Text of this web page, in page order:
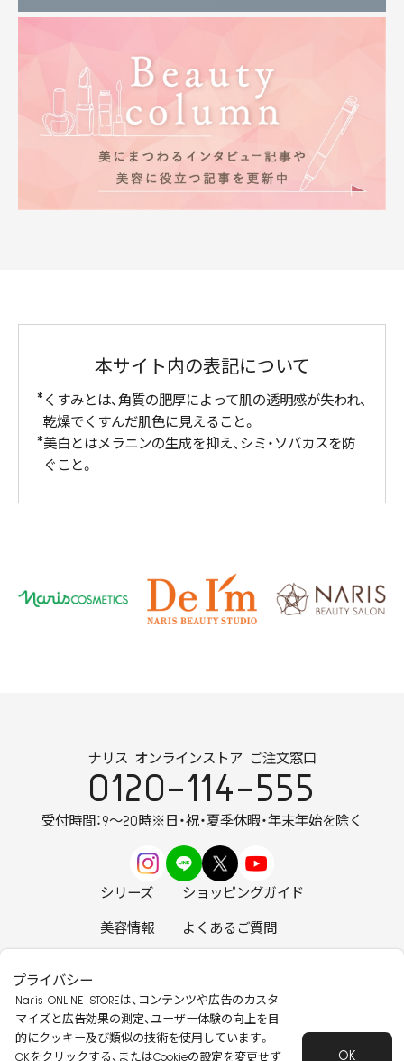
本サイト内の表記について
くすみとは、角質の肥厚によって肌の透明感が失われ、
乾燥でくすんだ肌色に見えること。
美白とはメラニンの生成を抑え、シミ・ソバカスを防
ぐこと。
ナリス オンラインストア ご注文窓口
0120-114-555
受付時間：9～20時※日・祝・夏季休暇・年末年始を除く
シリーズ ショッピングガイド
美容情報 よくあるご質問
プライバシー
Naris ONLINE STOREは、コンテンツや広告のカスタ
マイズと広告効果の測定、ユーザー体験の向上を目
的にクッキー及び類似の技術を使用しています。
OKをクリックする、またはCookieの設定を変更せず
OK